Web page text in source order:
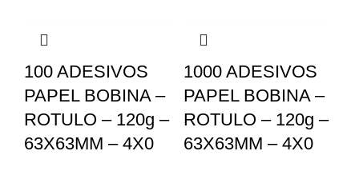
100 ADESIVOS
PAPEL BOBINA –
ROTULO – 120g –
63X63MM – 4X0
1000 ADESIVOS
PAPEL BOBINA –
ROTULO – 120g –
63X63MM – 4X0